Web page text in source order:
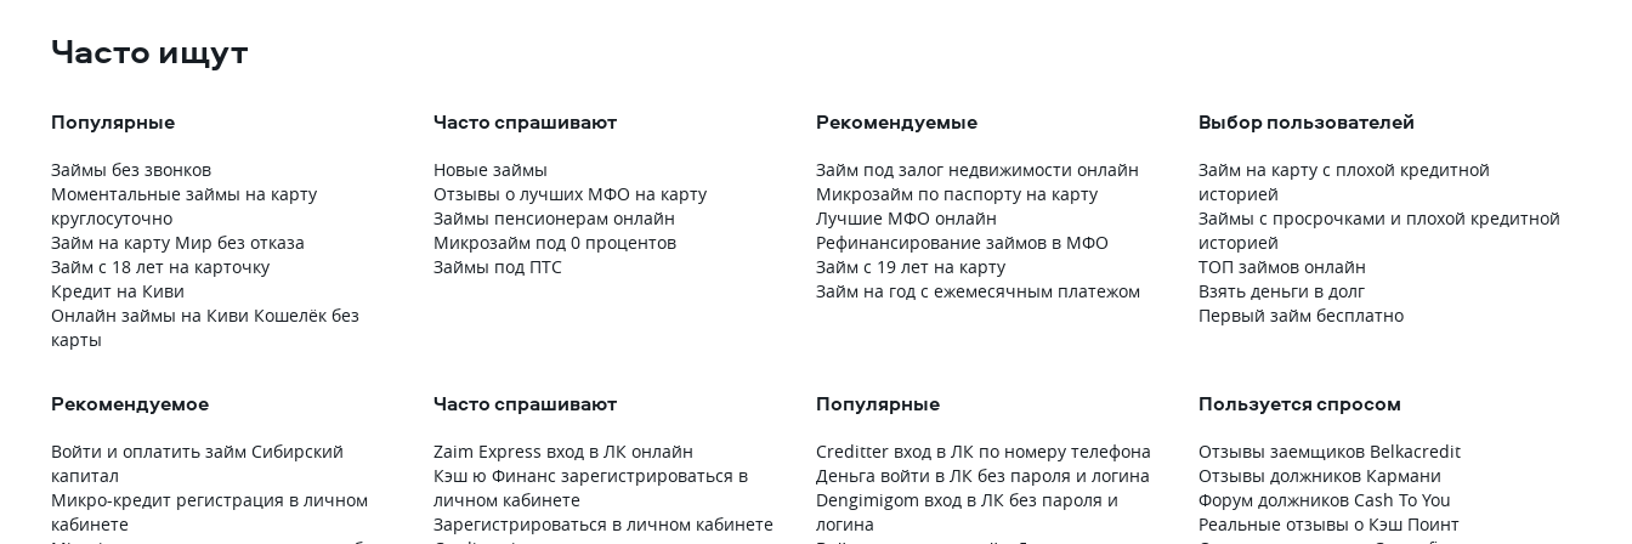
Часто ищут
Популярные
Займы без звонков
Моментальные займы на карту
круглосуточно
Займ на карту Мир без отказа
Займ с 18 лет на карточку
Кредит на Киви
Онлайн займы на Киви Кошелёк без
карты
Часто спрашивают
Новые займы
Отзывы о лучших МФО на карту
Займы пенсионерам онлайн
Микрозайм под 0 процентов
Займы под ПТС
Рекомендуемые
Займ под залог недвижимости онлайн
Микрозайм по паспорту на карту
Лучшие МФО онлайн
Рефинансирование займов в МФО
Займ с 19 лет на карту
Займ на год с ежемесячным платежом
Выбор пользователей
Займ на карту с плохой кредитной
историей
Займы с просрочками и плохой кредитной
историей
ТОП займов онлайн
Взять деньги в долг
Первый займ бесплатно
Рекомендуемое
Войти и оплатить займ Сибирский
капитал
Микро-кредит регистрация в личном
кабинете
Часто спрашивают
Zaim Express вход в ЛК онлайн
Кэш ю Финанс зарегистрироваться в
личном кабинете
Зарегистрироваться в личном кабинете
Популярные
Creditter вход в ЛК по номеру телефона
Деньга войти в ЛК без пароля и логина
Dengimigom вход в ЛК без пароля и
логина
Пользуется спросом
Отзывы заемщиков Belkacredit
Отзывы должников Кармани
Форум должников Cash To You
Реальные отзывы о Кэш Поинт